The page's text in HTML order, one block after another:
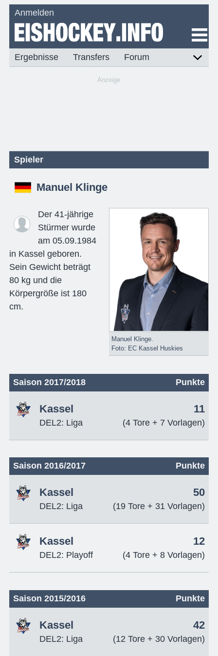
Anmelden
Ergebnisse Transfers Forum
Anzeige
Spieler
Manuel Klinge
Manuel Klinge.
Foto: EC Kassel Huskies
Der 41-jährige
Stürmer wurde
am 05.09.1984
in Kassel geboren.
Sein Gewicht beträgt
80 kg und die
Körpergröße ist 180
cm.
Saison 2017/2018 Punkte
Kassel
DEL2: Liga
11
(4 Tore + 7 Vorlagen)
Saison 2016/2017 Punkte
Kassel
DEL2: Liga
50
(19 Tore + 31 Vorlagen)
Kassel
DEL2: Playoff
12
(4 Tore + 8 Vorlagen)
Saison 2015/2016 Punkte
Kassel
DEL2: Liga
42
(12 Tore + 30 Vorlagen)